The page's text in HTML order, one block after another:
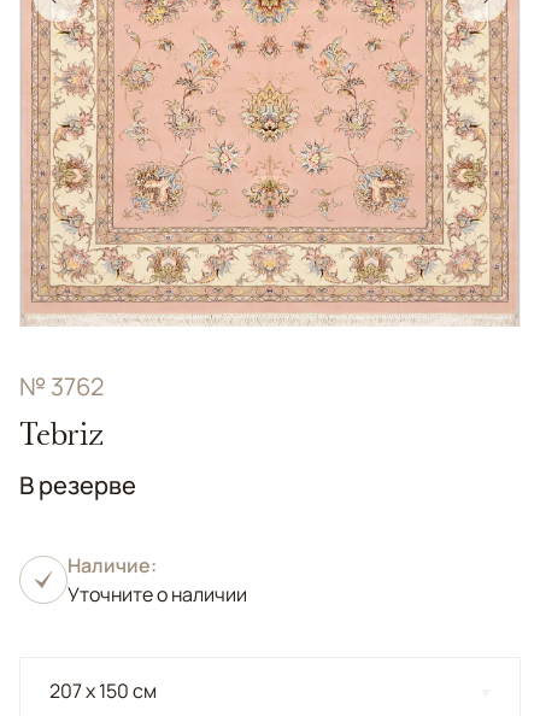
№ 3762
Tebriz
В резерве
Наличие:
Уточните о наличии
207 x 150 см